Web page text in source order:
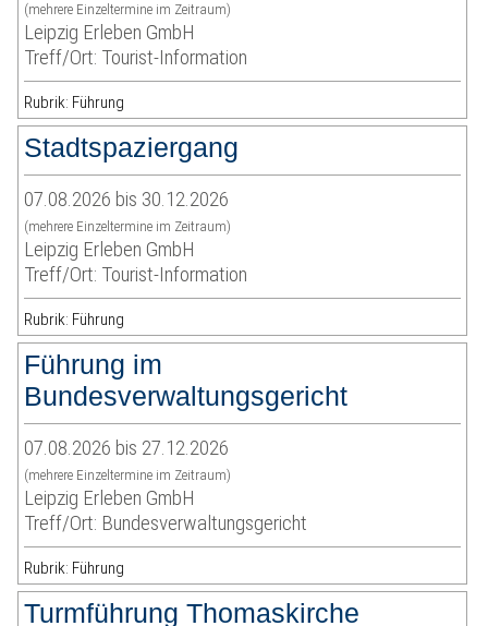
(mehrere Einzeltermine im Zeitraum)
Leipzig Erleben GmbH
Treff/Ort: Tourist-Information
Rubrik: Führung
Stadtspaziergang
07.08.2026 bis 30.12.2026
(mehrere Einzeltermine im Zeitraum)
Leipzig Erleben GmbH
Treff/Ort: Tourist-Information
Rubrik: Führung
Führung im
Bundesverwaltungsgericht
07.08.2026 bis 27.12.2026
(mehrere Einzeltermine im Zeitraum)
Leipzig Erleben GmbH
Treff/Ort: Bundesverwaltungsgericht
Rubrik: Führung
Turmführung Thomaskirche